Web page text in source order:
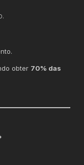
obter 70% das